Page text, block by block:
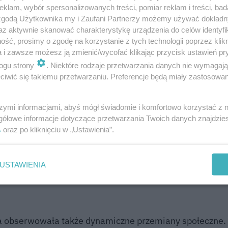
na ciężkiej pracy oraz oddaniu rodzinie.
rolnego wymagało ogromnego wysiłku
potomstwa były jej najważniejszymi priorytetami.
burzliwych wydarzeń historycznych. Przeżyła dwie
mieszkańców.
ogromny wpływ na jej codzienne życie na wsi.
także dynamiczne przemiany społeczne.
wybór spersonalizowanych treści, pomiar reklam i treści,
Użytkownika my i Zaufani Partnerzy możemy używać
aktywnie skanować charakterystykę urządzenia do celów
prosimy o zgodę na korzystanie z tych technologii poprzez
i zawsze możesz ją zmienić/wycofać klikając przycisk ustawień
strony
. Niektóre rodzaje przetwarzania danych nie
się takiemu przetwarzaniu. Preferencje będą miały
informacjami, abyś mógł świadomie i komfortowo korzystać z
informacje dotyczące przetwarzania Twoich danych
oraz po kliknięciu w „Ustawienia”.
USTAWIENIA